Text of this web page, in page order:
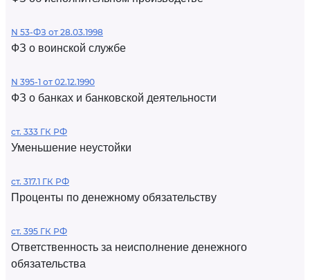
N 53-ФЗ от 28.03.1998
ФЗ о воинской службе
N 395-1 от 02.12.1990
ФЗ о банках и банковской деятельности
ст. 333 ГК РФ
Уменьшение неустойки
ст. 317.1 ГК РФ
Проценты по денежному обязательству
ст. 395 ГК РФ
Ответственность за неисполнение денежного
обязательства